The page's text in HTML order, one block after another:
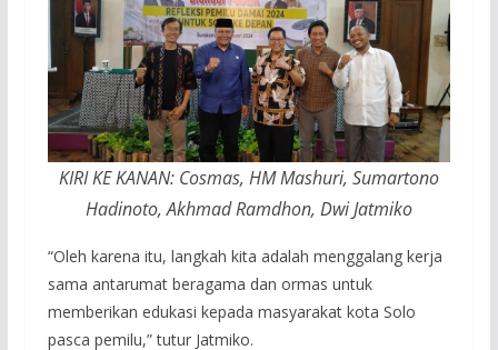
KIRI KE KANAN: Cosmas, HM Mashuri, Sumartono
Hadinoto, Akhmad Ramdhon, Dwi Jatmiko
“Oleh karena itu, langkah kita adalah menggalang kerja
sama antarumat beragama dan ormas untuk
memberikan edukasi kepada masyarakat kota Solo
pasca pemilu,” tutur Jatmiko.